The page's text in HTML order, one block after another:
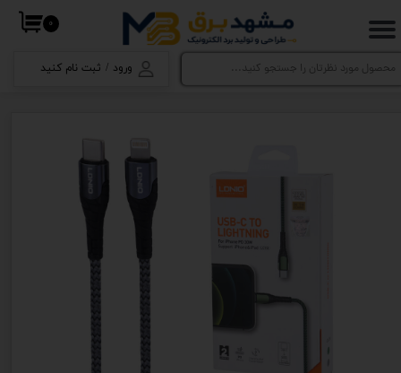
ورود / ثبت نام کنید
حساب کاربری من
تغییر گذر واژه
۰